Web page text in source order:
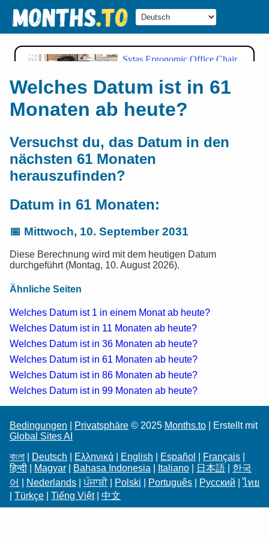
Welches Datum ist in 61
Monaten ab heute?
Versuchst du, das Datum in den
nächsten 61 Monaten
herauszufinden?
Datum in 61 Monaten:
📅 Mittwoch, 10. September 2031
Diese Berechnung wird mit dem heutigen Datum
durchgeführt (Montag, 10. August 2026).
Ähnliche Seiten
Welches Datum ist 1 in einem Monat ab heute?
Welches Datum ist in 11 Monaten ab heute?
Welches Datum ist in 36 Monaten ab heute?
Welches Datum ist in 61 Monaten ab heute?
Welches Datum ist in 86 Monaten ab heute?
Welches Datum ist in 99 Monaten ab heute?
Bedingungen Privatsphäre © 2025 Months.to | Erstellt mit
Global Sites AI
বাংলা
Deutsch Ελληνικά English Español Français
हिन्दी
Magyar Bahasa Indonesia Italiano 日本語
한국
어
Nederlands |ਪੰਜਾਬੀ| Polski Português Русский |ไทย
Türkçe Tiếng Việt| 中文